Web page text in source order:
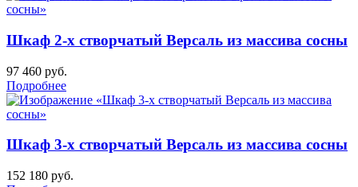
Шкаф 2-х створчатый Версаль из массива сосны
97 460 руб.
Подробнее
Шкаф 3-х створчатый Версаль из массива сосны
152 180 руб.